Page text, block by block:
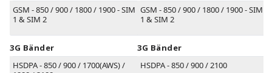
GSM - 850 / 900 / 1800 / 1900 - SIM
1 & SIM 2
3G Bänder
HSDPA - 850 / 900 / 1700(AWS) /
GSM - 850 / 900 / 1800 / 1900 - SIM
1 & SIM 2
3G Bänder
HSDPA - 850 / 900 / 2100